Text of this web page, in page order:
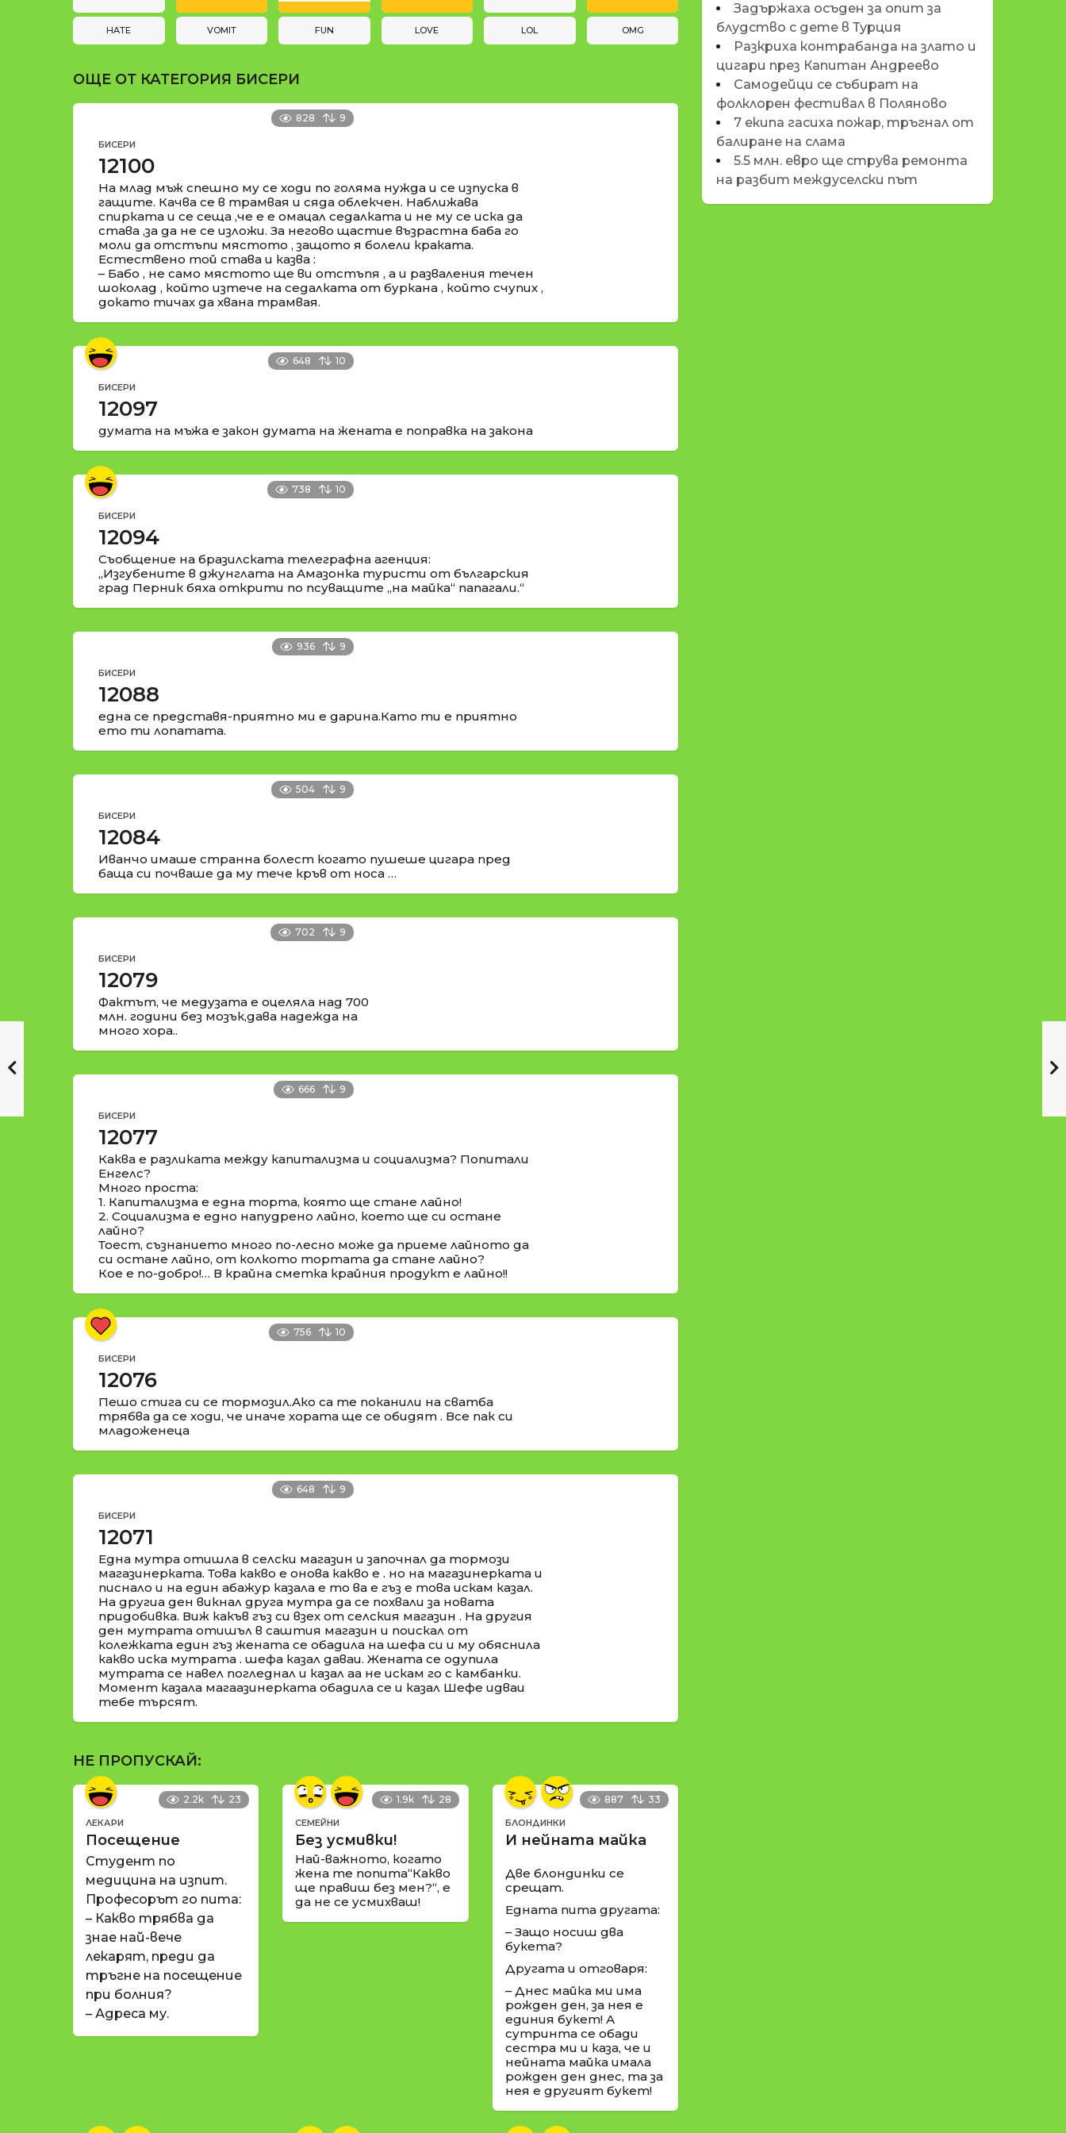
t
i
n
HATE VOMIT FUN LOVE LOL OMG
ОЩЕ ОТ КАТЕГОРИЯ БИСЕРИ
828 9
БИСЕРИ
12100
На млад мъж спешно му се ходи по голяма нужда и се изпуска в
гащите. Качва се в трамвая и сяда облекчен. Наближава
спирката и се сеща ,че е е омацал седалката и не му се иска да
става ,за да не се изложи. За негово щастие възрастна баба го
моли да отстъпи мястото , защото я болели краката.
Естествено той става и казва :
– Бабо , не само мястото ще ви отстъпя , а и разваления течен
шоколад , който изтече на седалката от буркана , който счупих ,
докато тичах да хвана трамвая.
648 10
БИСЕРИ
12097
думата на мъжа е закон думата на жената е поправка на закона
738 10
БИСЕРИ
12094
Съобщение на бразилската телеграфна агенция:
„Изгубените в джунглата на Амазонка туристи от българския
град Перник бяха открити по псуващите „на майка“ папагали.“
936 9
БИСЕРИ
12088
една се представя-приятно ми е дарина.Като ти е приятно
ето ти лопатата.
504 9
БИСЕРИ
12084
Иванчо имаше странна болест когато пушеше цигара пред
баща си почваше да му тече кръв от носа …
702 9
БИСЕРИ
12079
Фактът, че медузата е оцеляла над 700
млн. години без мозък,дава надежда на
много хора..
666 9
БИСЕРИ
12077
Каква е разликата между капитализма и социализма? Попитали
Енгелс?
Много проста:
1. Капитализма е една торта, която ще стане лайно!
2. Социализма е едно напудрено лайно, което ще си остане
лайно?
Тоест, съзнанието много по-лесно може да приеме лайното да
си остане лайно, от колкото тортата да стане лайно?
Кое е по-добро!… В крайна сметка крайния продукт е лайно!!
756 10
БИСЕРИ
12076
Пешо стига си се тормозил.Ако са те поканили на сватба
трябва да се ходи, че иначе хората ще се обидят . Все пак си
младоженеца
648 9
БИСЕРИ
12071
Една мутра отишла в селски магазин и започнал да тормози
магазинерката. Това какво е онова какво е . но на магазинерката и
писнало и на един абажур казала е то ва е гъз е това искам казал.
На другиа ден викнал друга мутра да се похвали за новата
придобивка. Виж какъв гъз си взех от селския магазин . На другия
ден мутрата отишъл в саштия магазин и поискал от
колежката един гъз жената се обадила на шефа си и му обяснила
какво иска мутрата . шефа казал даваи. Жената се одупила
мутрата се навел погледнал и казал аа не искам го с камбанки.
Момент казала магаазинерката обадила се и казал Шефе идваи
тебе търсят.
НЕ ПРОПУСКАЙ:
2.2k 23
ЛЕКАРИ
Посещение
Студент по
медицина на изпит.
Професорът го пита:
– Какво трябва да
знае най-вече
лекарят, преди да
тръгне на посещение
при болния?
– Адреса му.
1.9k 28
СЕМЕЙНИ
Без усмивки!
Най-важното, когато
жена те попита“Какво
ще правиш без мен?“, е
да не се усмихваш!
887 33
БЛОНДИНКИ
И нейната майка
Две блондинки се
срещат.
Едната пита другата:
– Защо носиш два
букета?
Другата и отговаря:
– Днес майка ми има
рожден ден, за нея е
единия букет! А
сутринта се обади
сестра ми и каза, че и
нейната майка имала
рожден ден днес, та за
нея е другият букет!
Задържаха осъден за опит за
блудство с дете в Турция
Разкриха контрабанда на злато и
цигари през Капитан Андреево
Самодейци се събират на
фолклорен фестивал в Поляново
7 екипа гасиха пожар, тръгнал от
балиране на слама
5.5 млн. евро ще струва ремонта
на разбит междуселски път